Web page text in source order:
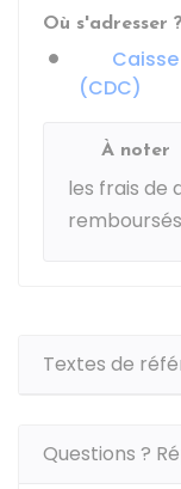
Où s'adresser ?
(CDC)
À noter
les frais de
Textes de
Questions ?